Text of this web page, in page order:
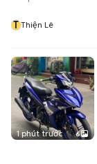
T Thiện Lê
1 phút trước 6